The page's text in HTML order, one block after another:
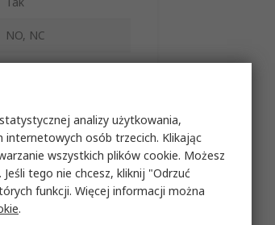
NO, NC
1.5, 0.27A
IP66, IP67
240V ac
analizy użytkowania,
internetowych osób trzecich. Klikając
wszystkich plików cookie. Możesz
tego nie chcesz, kliknij "Odrzuć
funkcji. Więcej informacji można
.